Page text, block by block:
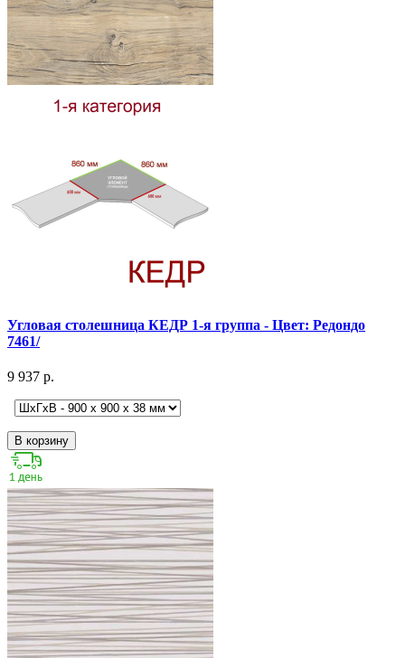
Угловая столешница КЕДР 1-я группа - Цвет: Редондо
7461/
9 937 р.
В корзину